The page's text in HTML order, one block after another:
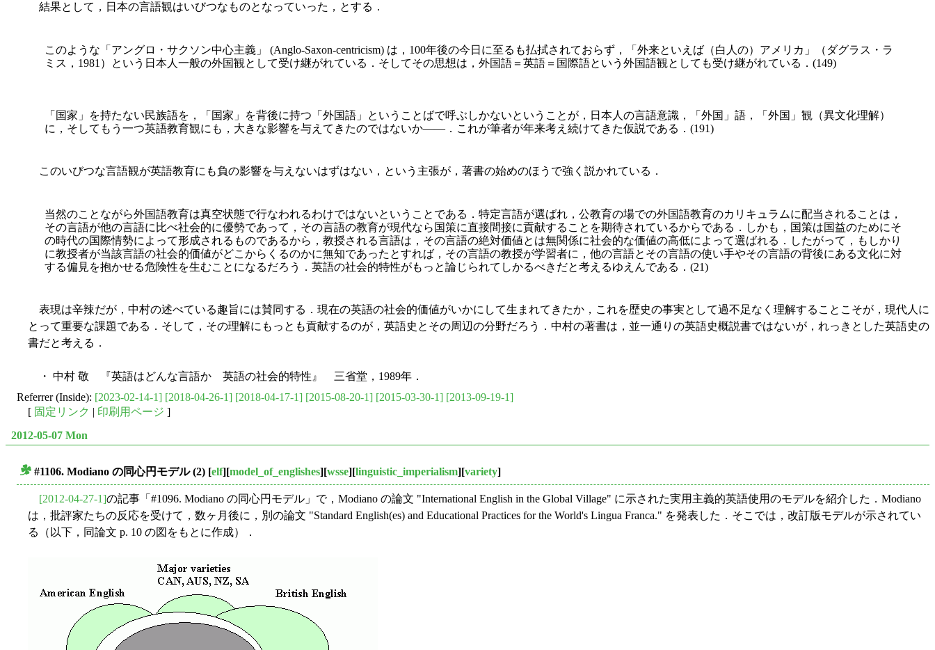
結果として，日本の言語観はいびつなものとなっていった，とする．
このような「アングロ・サクソン中心主義」 (Anglo-Saxon-centricism) は，100年後の今日に至るも払拭されておらず，「外来といえば（白人の）アメリカ」（ダグラス・ラ
ミス，1981）という日本人一般の外国観として受け継がれている．そしてその思想は，外国語＝英語＝国際語という外国語観としても受け継がれている．(149)
「国家」を持たない民族語を，「国家」を背後に持つ「外国語」ということばで呼ぶしかないということが，日本人の言語意識，「外国」語，「外国」観（異文化理解）
に，そしてもう一つ英語教育観にも，大きな影響を与えてきたのではないか――．これが筆者が年来考え続けてきた仮説である．(191)
このいびつな言語観が英語教育にも負の影響を与えないはずはない，という主張が，著書の始めのほうで強く説かれている．
当然のことながら外国語教育は真空状態で行なわれるわけではないということである．特定言語が選ばれ，公教育の場での外国語教育のカリキュラムに配当されることは，
その言語が他の言語に比べ社会的に優勢であって，その言語の教育が現代なら国策に直接間接に貢献することを期待されているからである．しかも，国策は国益のためにそ
の時代の国際情勢によって形成されるものであるから，教授される言語は，その言語の絶対価値とは無関係に社会的な価値の高低によって選ばれる．したがって，もしかり
に教授者が当該言語の社会的価値がどこからくるのかに無知であったとすれば，その言語の教授が学習者に，他の言語とその言語の使い手やその言語の背後にある文化に対
する偏見を抱かせる危険性を生むことになるだろう．英語の社会的特性がもっと論じられてしかるべきだと考えるゆえんである．(21)
表現は辛辣だが，中村の述べている趣旨には賛同する．現在の英語の社会的価値がいかにして生まれてきたか，これを歴史の事実として過不足なく理解することこそが，現代人に
とって重要な課題である．そして，その理解にもっとも貢献するのが，英語史とその周辺の分野だろう．中村の著書は，並一通りの英語史概説書ではないが，れっきとした英語史の
書だと考える．
・ 中村 敬 『英語はどんな言語か 英語の社会的特性』 三省堂，1989年．
Referrer (Inside): [2023-02-14-1] [2018-04-26-1] [2018-04-17-1] [2015-08-20-1] [2015-03-30-1] [2013-09-19-1]
[ 固定リンク | 印刷用ページ ]
2012-05-07 Mon
#1106. Modiano の同心円モデル (2) [elf][model_of_englishes][wsse][linguistic_imperialism][variety]
[2012-04-27-1]の記事「#1096. Modiano の同心円モデル」で，Modiano の論文 "International English in the Global Village" に示された実用主義的英語使用のモデルを紹介した．Modiano
は，批評家たちの反応を受けて，数ヶ月後に，別の論文 "Standard English(es) and Educational Practices for the World's Lingua Franca." を発表した．そこでは，改訂版モデルが示されてい
る（以下，同論文 p. 10 の図をもとに作成）．